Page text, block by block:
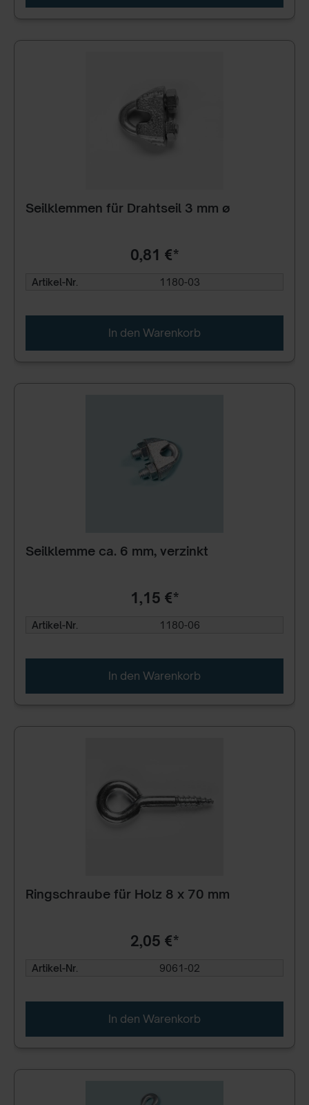
Seilklemmen für Drahtseil 3 mm ø
0,81 €*
Artikel-Nr. 1180-03
In den Warenkorb
Seilklemme ca. 6 mm, verzinkt
1,15 €*
Artikel-Nr. 1180-06
In den Warenkorb
Ringschraube für Holz 8 x 70 mm
2,05 €*
Artikel-Nr. 9061-02
In den Warenkorb